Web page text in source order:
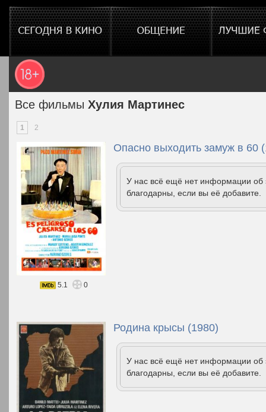
Все фильмы Хулия Мартинес
1 2
Опасно выходить замуж в 60
У нас всё ещё нет информации
благодарны, если вы её добавите.
5.1 0
Родина крысы (1980)
У нас всё ещё нет информации
благодарны, если вы её добавите.